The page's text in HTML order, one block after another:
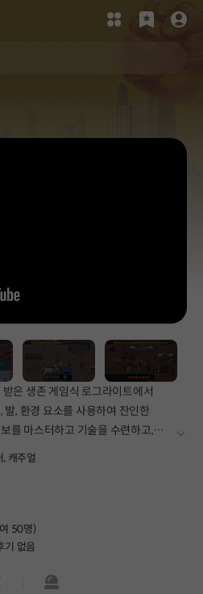
은 생존 게임식 로그라이트에서
, 환경 요소를 사용하여 잔인한
를 마스터하고 기술을 수련하고,
더보
, 캐주얼
50명)
기 없음
하기신고하기